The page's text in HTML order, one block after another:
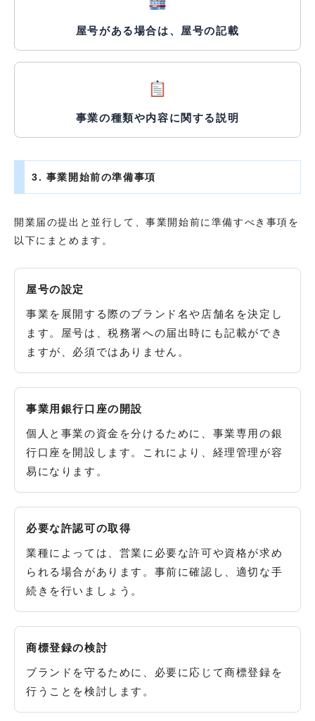
屋号がある場合は、屋号の記載
事業の種類や内容に関する説明
3. 事業開始前の準備事項
開業届の提出と並行して、事業開始前に準備すべき事項を
以下にまとめます。
屋号の設定
事業を展開する際のブランド名や店舗名を決定し
ます。屋号は、税務署への届出時にも記載ができ
ますが、必須ではありません。
事業用銀行口座の開設
個人と事業の資金を分けるために、事業専用の銀
行口座を開設します。これにより、経理管理が容
易になります。
必要な許認可の取得
業種によっては、営業に必要な許可や資格が求め
られる場合があります。事前に確認し、適切な手
続きを行いましょう。
商標登録の検討
ブランドを守るために、必要に応じて商標登録を
行うことを検討します。